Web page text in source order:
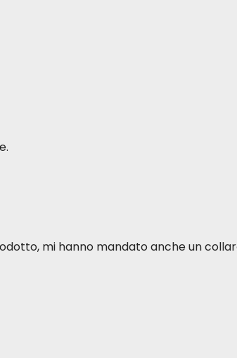
mi hanno mandato anche un